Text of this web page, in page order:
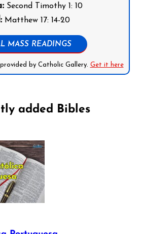
Second Timothy 1: 10
Matthew 17: 14-20
MASS READINGS
by Catholic Gallery. Get it here
added Bibles